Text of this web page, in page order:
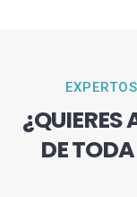
¿QUIERES
DE